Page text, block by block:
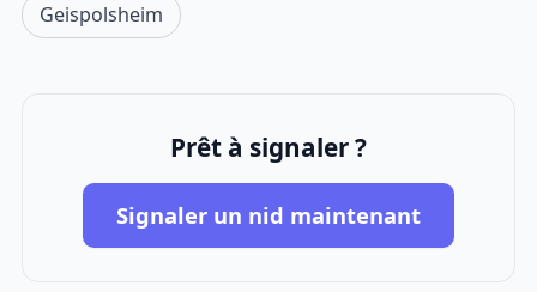
Geispolsheim
Prêt à signaler ?
Signaler un nid maintenant